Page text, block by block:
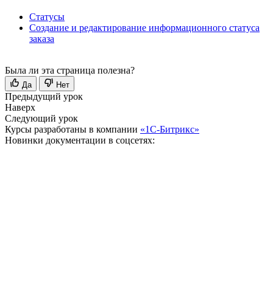
Статусы
Создание и редактирование информационного статуса
заказа
Была ли эта страница полезна?
Да Нет
Предыдущий урок
Наверх
Следующий урок
Курсы разработаны в компании «1С-Битрикс»
Новинки документации в соцсетях: